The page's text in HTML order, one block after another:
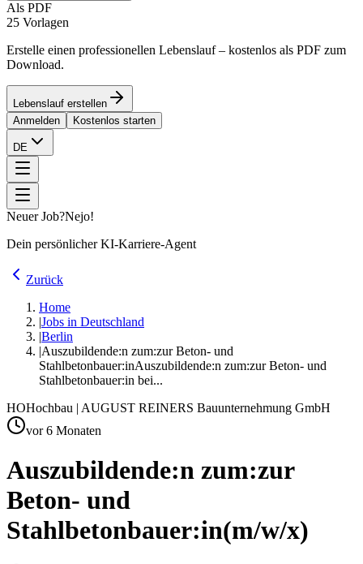
Als PDF
25 Vorlagen
Erstelle einen professionellen Lebenslauf – kostenlos als PDF zum
Download.
Lebenslauf erstellen
Anmelden
Kostenlos starten
DE
Neuer Job?Nejo!
Dein persönlicher KI-Karriere-Agent
Zurück
Home
|Jobs in Deutschland
|Berlin
|Auszubildende:n zum:zur Beton- und
Stahlbetonbauer:inAuszubildende:n zum:zur Beton- und
Stahlbetonbauer:in bei...
HOHochbau | AUGUST REINERS Bauunternehmung GmbH
vor 6 Monaten
Auszubildende:n zum:zur
Beton- und
Stahlbetonbauer:in(m/w/x)